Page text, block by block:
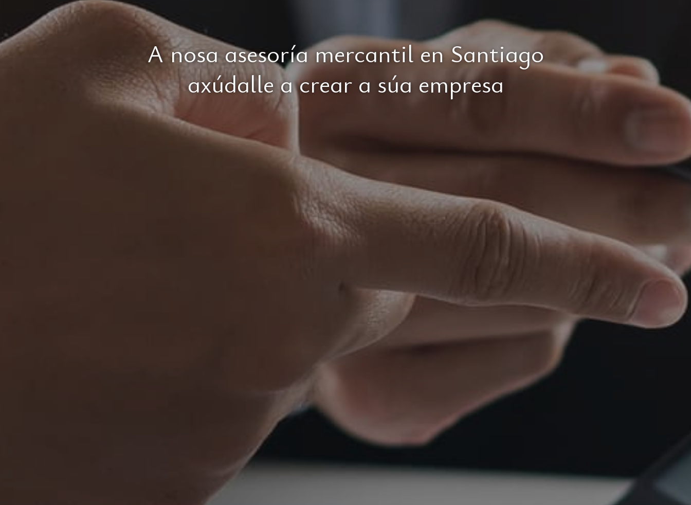
A nosa asesoría mercantil en Santiago
axúdalle a crear a súa empresa